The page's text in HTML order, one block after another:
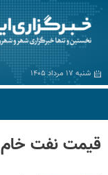
شنبه ۱۷ مرداد ۱۴۰۵
قیمت نفت خام